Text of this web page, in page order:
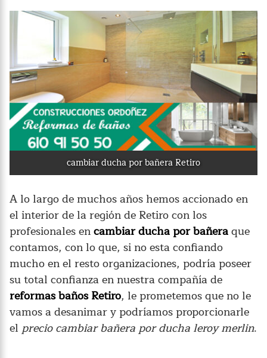
cambiar ducha por bañera Retiro
A lo largo de muchos años hemos accionado en
el interior de la región de Retiro con los
profesionales encambiar ducha por bañeraque
contamos, con lo que, si no esta confiando
mucho en el resto organizaciones, podría poseer
su total confianza en nuestra compañía de
reformas baños Retiro, le prometemos que no le
vamos a desanimar y podríamos proporcionarle
el precio cambiar bañera por ducha leroy merlin.